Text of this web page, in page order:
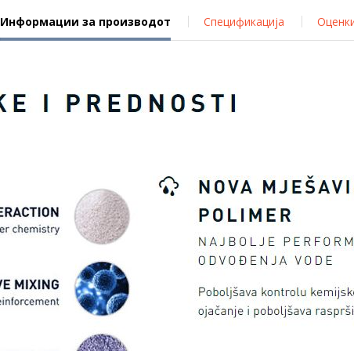
Информации за производот Спецификација